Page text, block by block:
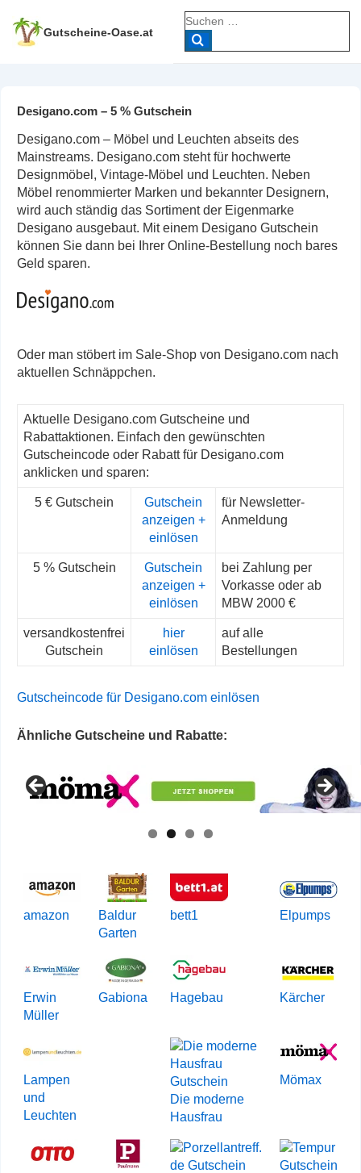
Zum
Inhalt
Gutscheine-Oase.at
Suche
nach:
Desigano.com – 5 % Gutschein
Desigano.com – Möbel und Leuchten abseits des
Mainstreams. Desigano.com steht für hochwerte
Designmöbel, Vintage-Möbel und Leuchten. Neben
Möbel renommierter Marken und bekannter Designern,
wird auch ständig das Sortiment der Eigenmarke
Desigano ausgebaut. Mit einem Desigano Gutschein
können Sie dann bei Ihrer Online-Bestellung noch bares
Geld sparen.
Oder man stöbert im Sale-Shop von Desigano.com nach
aktuellen Schnäppchen.
Aktuelle Desigano.com Gutscheine und
Rabattaktionen. Einfach den gewünschten
Gutscheincode oder Rabatt für Desigano.com
anklicken und sparen:
5 € Gutschein
Gutschein
anzeigen +
einlösen
für Newsletter-
Anmeldung
5 % Gutschein
Gutschein
anzeigen +
einlösen
bei Zahlung per
Vorkasse oder ab
MBW 2000 €
versandkostenfrei
Gutschein
hier
einlösen
auf alle
Bestellungen
Gutscheincode für Desigano.com einlösen
Ähnliche Gutscheine und Rabatte:
amazon
Baldur
Garten
bett1 Elpumps
Erwin
Müller
Gabiona Hagebau Kärcher
Lampen
und
Leuchten
Die moderne
Hausfrau
Mömax